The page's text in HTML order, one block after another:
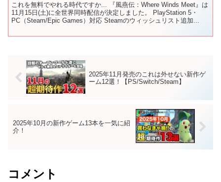
これを無料でやれる時代ですか... 『風燕伝：Where Winds Meet』は
11月15日(土)に全世界同時配信が決定しました。 PlayStation 5・
PC（Steam/Epic Games）対応 Steamのウィッシュリスト追加...
2025年11月発売のこれは外せない新作ゲ
ーム12選！【PS/Switch/Steam】
2025年10月の新作ゲーム13本を一気に紹
介！
コメント